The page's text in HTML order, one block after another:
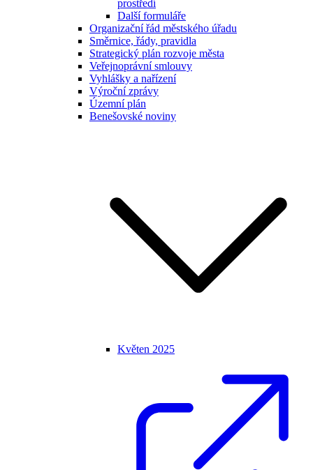
prostředí
Další formuláře
Organizační řád městského úřadu
Směrnice, řády, pravidla
Strategický plán rozvoje města
Veřejnoprávní smlouvy
Vyhlášky a nařízení
Výroční zprávy
Územní plán
Benešovské noviny
Květen 2025